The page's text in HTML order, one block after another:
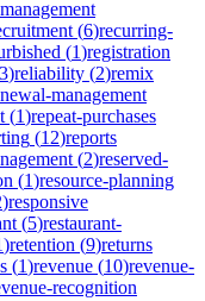
(6)recurring-
(1)registration
3)reliability (2)remix
management
(1)repeat-purchases
(12)reports
(2)reserved-
(1)resource-planning
)responsive
(5)restaurant-
)retention (9)returns
(1)revenue (10)revenue-
recognition